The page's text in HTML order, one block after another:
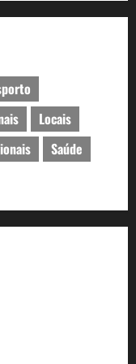
Locais
Saúde